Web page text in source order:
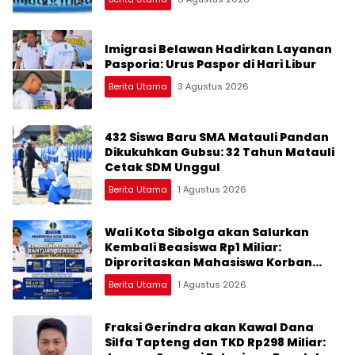
Imigrasi Belawan Hadirkan Layanan
Pasporia: Urus Paspor di Hari Libur
Berita Utama 3 Agustus 2026
432 Siswa Baru SMA Matauli Pandan
Dikukuhkan Gubsu: 32 Tahun Matauli
Cetak SDM Unggul
Berita Utama 1 Agustus 2026
Wali Kota Sibolga akan Salurkan
Kembali Beasiswa Rp1 Miliar:
Diproritaskan Mahasiswa Korban
Bencana
Berita Utama 1 Agustus 2026
Fraksi Gerindra akan Kawal Dana
Silfa Tapteng dan TKD Rp298 Miliar: